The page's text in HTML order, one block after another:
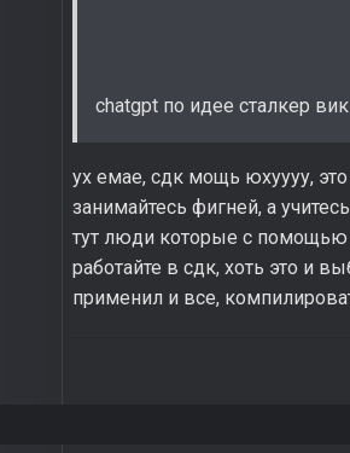
chatgpt по идее сталкер
ух емае, сдк мощь юхуууу,
занимайтесь фигней, а
тут люди которые с помощью
работайте в сдк, хоть это и
применил и все,